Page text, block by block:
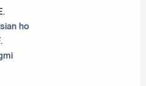
.
ho
.